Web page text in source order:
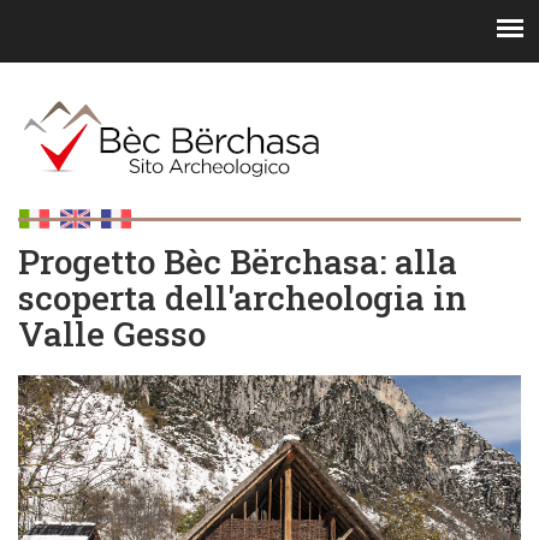
Progetto Bèc Bërchasa: alla
scoperta dell'archeologia in
Valle Gesso